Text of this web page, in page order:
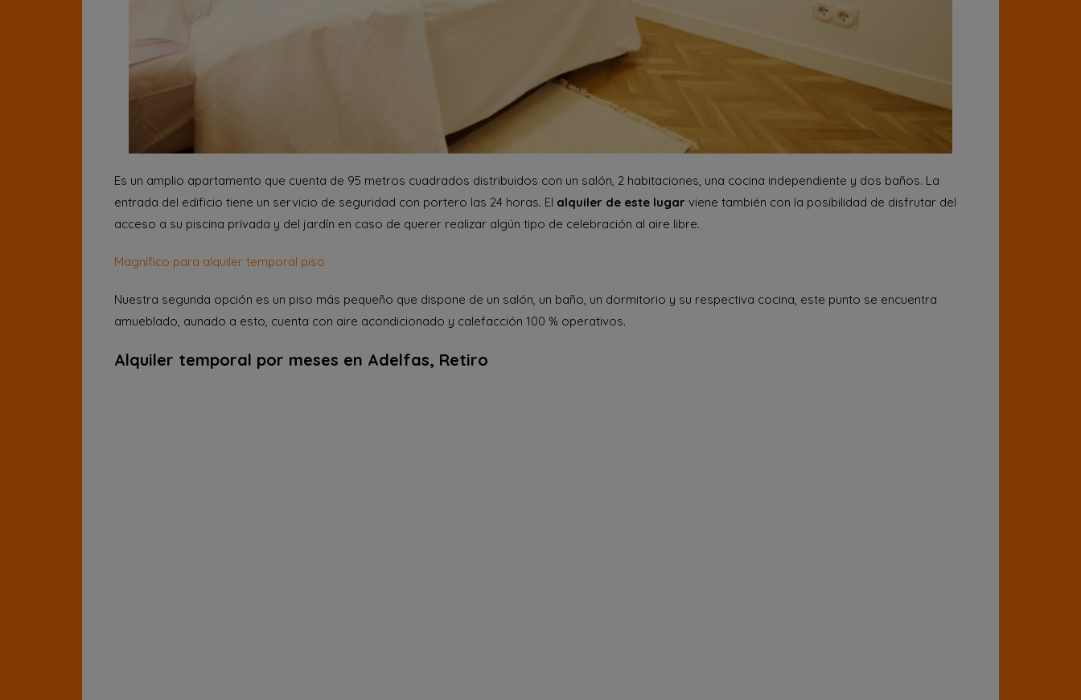
Es un amplio apartamento que cuenta de 95 metros cuadrados distribuidos con un salón, 2 habitaciones, una cocina independiente y dos baños. La
entrada del edificio tiene un servicio de seguridad con portero las 24 horas. El alquiler de este lugar viene también con la posibilidad de disfrutar del
acceso a su piscina privada y del jardín en caso de querer realizar algún tipo de celebración al aire libre.
Magnífico para alquiler temporal piso
Nuestra segunda opción es un piso más pequeño que dispone de un salón, un baño, un dormitorio y su respectiva cocina, este punto se encuentra
amueblado, aunado a esto, cuenta con aire acondicionado y calefacción 100 % operativos.
Alquiler temporal por meses en Adelfas, Retiro